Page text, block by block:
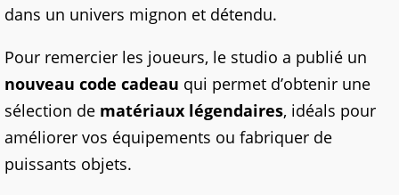
dans un univers mignon et détendu.
Pour remercier les joueurs, le studio a publié un
nouveau code cadeau qui permet d’obtenir une
sélection de matériaux légendaires, idéals pour
améliorer vos équipements ou fabriquer de
puissants objets.